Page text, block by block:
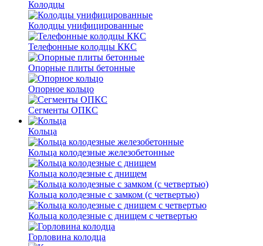
Колодцы
Колодцы унифицированные
Телефонные колодцы ККС
Опорные плиты бетонные
Опорное кольцо
Сегменты ОПКС
Кольца
Кольца колодезные железобетонные
Кольца колодезные с днищем
Кольца колодезные с замком (с четвертью)
Кольца колодезные с днищем с четвертью
Горловина колодца